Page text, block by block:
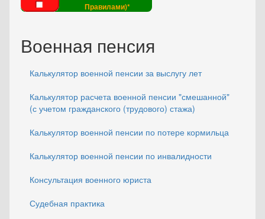
Правилами)*
Военная пенсия
Калькулятор военной пенсии за выслугу лет
Калькулятор расчета военной пенсии "смешанной"
(с учетом гражданского (трудового) стажа)
Калькулятор военной пенсии по потере кормильца
Калькулятор военной пенсии по инвалидности
Консультация военного юриста
Судебная практика